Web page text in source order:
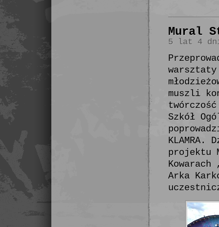
Mural
5 lat 4
muszli
Szkół
KLAMRA.
projektu
Kowarach
Arka